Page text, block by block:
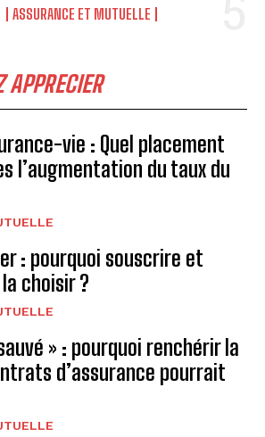
ASSURANCE ET MUTUELLE
APPRECIER
vie : Quel placement
l’augmentation du taux du
: pourquoi souscrire et
choisir ?
» : pourquoi renchérir la
d’assurance pourrait